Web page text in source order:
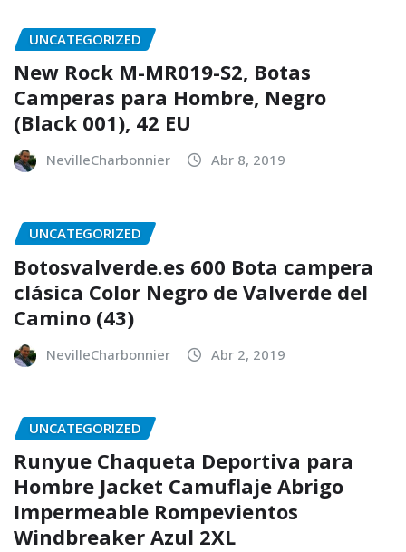
UNCATEGORIZED
New Rock M-MR019-S2, Botas
Camperas para Hombre, Negro
(Black 001), 42 EU
NevilleCharbonnier Abr 8, 2019
UNCATEGORIZED
Botosvalverde.es 600 Bota campera
clásica Color Negro de Valverde del
Camino (43)
NevilleCharbonnier Abr 2, 2019
UNCATEGORIZED
Runyue Chaqueta Deportiva para
Hombre Jacket Camuflaje Abrigo
Impermeable Rompevientos
Windbreaker Azul 2XL